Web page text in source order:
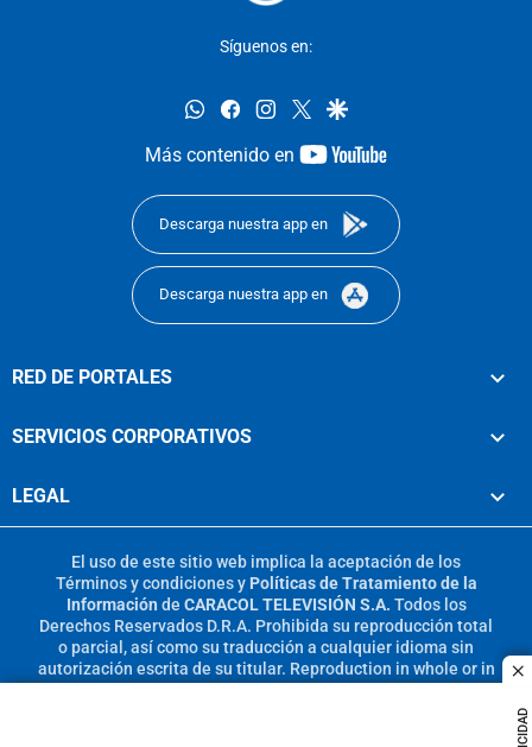
Síguenos en:
whatsappfacebookinstagram
twittergoogle
Más contenido en
youtube-
Descarga nuestra app en
Descarga nuestra app en
RED DE PORTALES
SERVICIOS CORPORATIVOS
LEGAL
El uso de este sitio web implica la aceptación de los
Términos y condicionesy Políticas de Tratamiento de la
Información de CARACOL TELEVISIÓN S.A. Todos los
Derechos Reservados D.R.A. Prohibida su reproducción total
o parcial, así como su traducción a cualquier idioma sin
autorización escrita de su titular. Reproduction in whole or in